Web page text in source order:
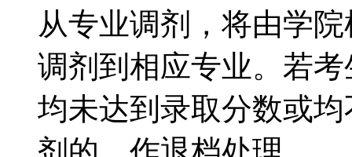
从专业调剂，将由学
调剂到相应专业。若
均未达到录取分数或